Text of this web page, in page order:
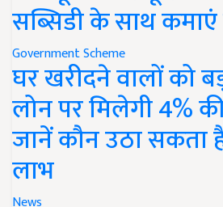
सब्सिडी के साथ
Government Scheme
घर खरीदने वालों को
लोन पर मिलेगी 4%
जानें कौन उठा सकता
लाभ
News